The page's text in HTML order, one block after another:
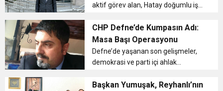
aktif görev alan, Hatay doğumlu iş
Yenişehir İlçe Başkan Yardımcılığı ve
Tanıtım–Medya Başkanlığı görevine
atandı....
CHP Defne’de Kumpasın Adı:
Masa Başı Operasyonu
Defne’de yaşanan son gelişmeler,
demokrasi ve parti içi ahlak
önüne seriyor....
Başkan Yumuşak, Reyhanlı’nın